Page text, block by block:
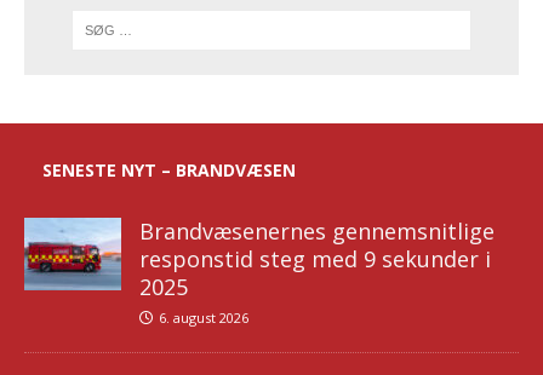
SENESTE NYT – BRANDVÆSEN
Brandvæsenernes gennemsnitlige
responstid steg med 9 sekunder i
2025
6. august 2026